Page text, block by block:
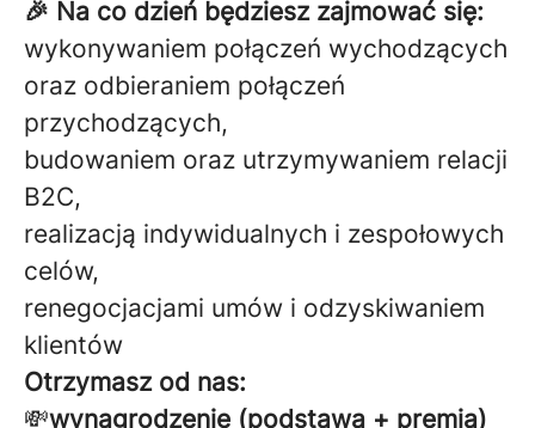
🎉 Na co dzień będziesz zajmować się:
wykonywaniem połączeń wychodzących
oraz odbieraniem połączeń
przychodzących,
budowaniem oraz utrzymywaniem relacji
B2C,
realizacją indywidualnych i zespołowych
celów,
renegocjacjami umów i odzyskiwaniem
klientów
Otrzymasz od nas:
💸wynagrodzenie (podstawa + premia)